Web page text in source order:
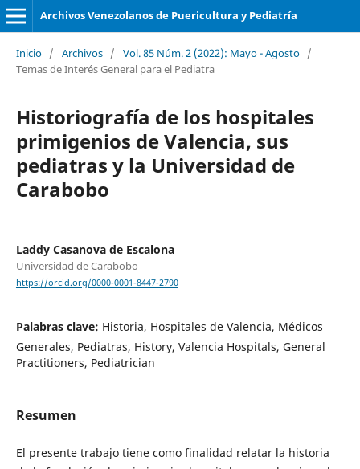
Archivos Venezolanos de Puericultura y Pediatría
Inicio / Archivos / Vol. 85 Núm. 2 (2022): Mayo - Agosto /
Temas de Interés General para el Pediatra
Historiografía de los hospitales
primigenios de Valencia, sus
pediatras y la Universidad de
Carabobo
Laddy Casanova de Escalona
Universidad de Carabobo
https://orcid.org/0000-0001-8447-2790
Palabras clave: Historia, Hospitales de Valencia, Médicos
Generales, Pediatras, History, Valencia Hospitals, General
Practitioners, Pediatrician
Resumen
El presente trabajo tiene como finalidad relatar la historia